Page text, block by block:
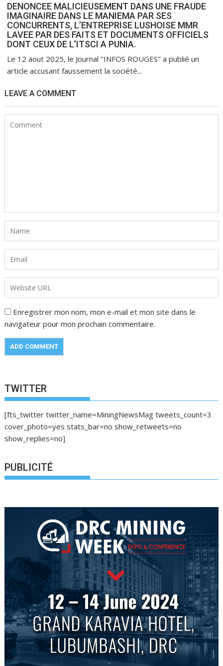
DENONCEE MALICIEUSEMENT DANS UNE FRAUDE
IMAGINAIRE DANS LE MANIEMA PAR SES
CONCURRENTS, L’ENTREPRISE LUSHOISE MMR
LAVEE PAR DES FAITS ET DOCUMENTS OFFICIELS
DONT CEUX DE L’ITSCI A PUNIA.
Le 12 aout 2025, le Journal ‘’INFOS ROUGES’’ a publié un
article accusant faussement la société...
LEAVE A COMMENT
Enregistrer mon nom, mon e-mail et mon site dans le
navigateur pour mon prochain commentaire.
TWITTER
[fts_twitter twitter_name=MiningNewsMag tweets_count=3
cover_photo=yes stats_bar=no show_retweets=no
show_replies=no]
PUBLICITÉ